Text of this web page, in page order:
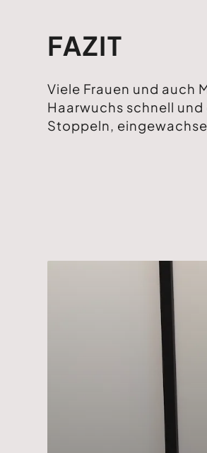
FAZIT
Viele Frauen und auch
Haarwuchs schnell
Stoppeln,